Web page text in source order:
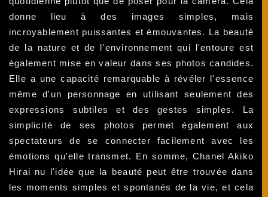
donne lieu à des images simples, mais
incroyablement puissantes et émouvantes. La beauté
de la nature et de l'environnement qui l'entoure est
également mise en valeur dans ses photos candides.
Elle a une capacité remarquable à révéler l'essence
même d'un personnage en utilisant seulement des
expressions subtiles et des gestes simples. La
simplicité de ses photos permet également aux
spectateurs de se connecter facilement avec les
émotions qu'elle transmet. En somme, Chanel Akiko
Hirai nu l'idée que la beauté peut être trouvée dans
les moments simples et spontanés de la vie, et cela